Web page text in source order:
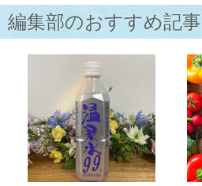
編集部のおすすめ記事